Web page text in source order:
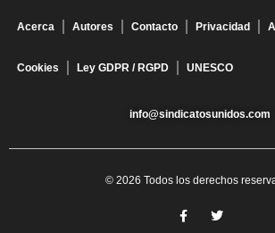
Acerca Autores Contacto Privacidad
Cookies Ley GDPR / RGPD UNESCO
info@sindicatosunidos.com
© 2026 Todos los derechos